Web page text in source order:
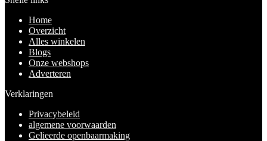
Home
Overzicht
Alles winkelen
Blogs
Onze webshops
Adverteren
Verklaringen
Privacybeleid
algemene voorwaarden
Gelieerde openbaarmaking